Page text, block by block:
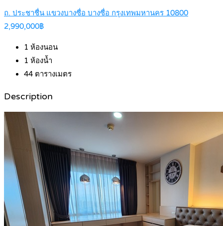
ถ. ประชาชื่น แขวงบางซื่อ บางซื่อ กรุงเทพมหานคร 10800
2,990,000฿
1 ห้องนอน
1 ห้องน้ำ
44 ตารางเมตร
Description